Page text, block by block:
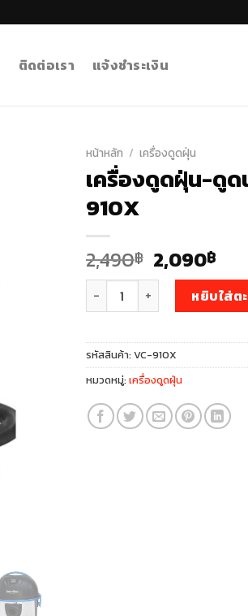
ติดต่อเรา แจ้งชำระเงิน
หน้าหลัก / เครื่องดูดฝุ่น
เครื่องดูดฝุ่น-ดูด
910X
2,490฿ Original
price
was:
2,490฿.
2,090฿
is:
จำนวน เครื่องดูดฝุ่น-ดูดน้ำ-เป่า
หยิบใส่ต
รหัสสินค้า: VC-910X
หมวดหมู่: เครื่องดูดฝุ่น